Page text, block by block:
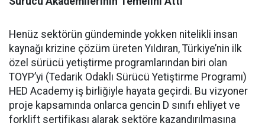
Henüz sektörün gündeminde yokken nitelikli insan
kaynağı krizine çözüm üreten Yıldıran, Türkiye’nin ilk
özel sürücü yetiştirme programlarından biri olan
TOYP’yi (Tedarik Odaklı Sürücü Yetiştirme Programı)
HED Academy iş birliğiyle hayata geçirdi. Bu vizyoner
proje kapsamında onlarca gencin D sınıfı ehliyet ve
forklift sertifikası alarak sektöre kazandırılmasına